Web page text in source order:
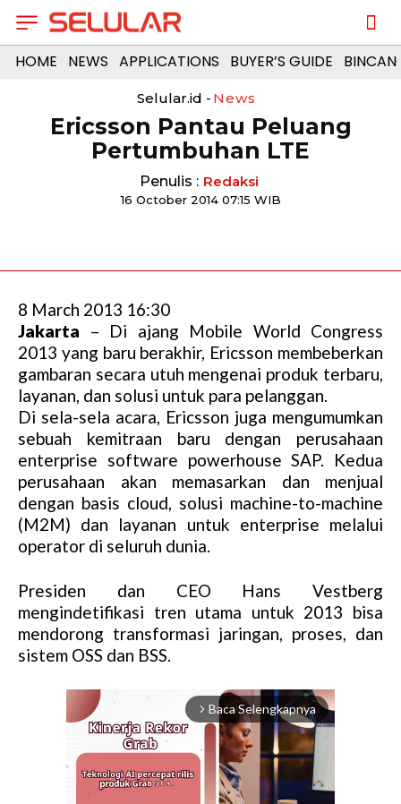
HOME NEWS APPLICATIONS BUYER’S GUIDE
Selular.id - News
Ericsson Pantau Peluang
Pertumbuhan LTE
Penulis : Redaksi
16 October 2014 07:15 WIB
8 March 2013 16:30
Jakarta – Di ajang Mobile World Congress
2013 yang baru berakhir, Ericsson membeberkan
gambaran secara utuh mengenai produk terbaru,
layanan, dan solusi untuk para pelanggan.
Di sela-sela acara, Ericsson juga mengumumkan
sebuah kemitraan baru dengan perusahaan
enterprise software powerhouse SAP. Kedua
perusahaan akan memasarkan dan menjual
dengan basis cloud, solusi machine-to-machine
(M2M) dan layanan untuk enterprise melalui
operator di seluruh dunia.
Presiden dan CEO Hans Vestberg
mengindetifikasi tren utama untuk 2013 bisa
mendorong transformasi jaringan, proses, dan
sistem OSS dan BSS.
arrow_forward_ios Baca Selengkapnya